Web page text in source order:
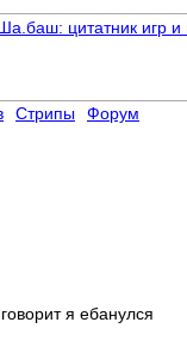
я ебанулся
Стрипы Форум